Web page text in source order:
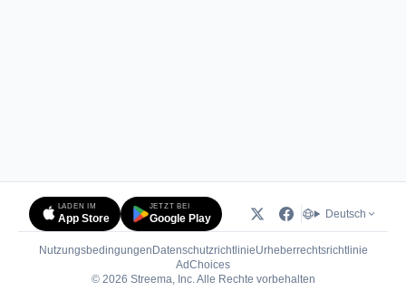
LADEN IM
App Store
JETZT BEI
Google Play Deutsch
Nutzungsbedingungen DatenschutzrichtlinieUrheberrechtsrichtlinie
AdChoices(öffnet in neuem Tab)
© 2026 Streema, Inc. Alle Rechte vorbehalten